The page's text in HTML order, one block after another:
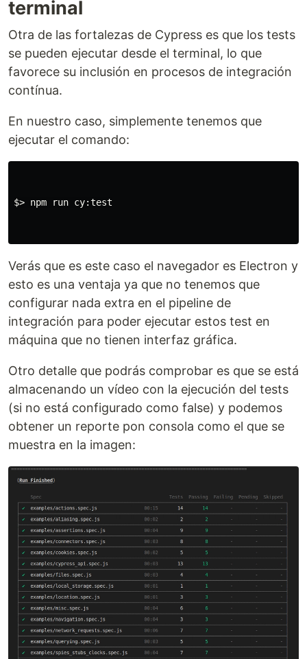
terminal
Otra de las fortalezas de Cypress es que los tests
se pueden ejecutar desde el terminal, lo que
favorece su inclusión en procesos de integración
contínua.
En nuestro caso, simplemente tenemos que
ejecutar el comando:
$> npm run cy:test
Verás que es este caso el navegador es Electron y
esto es una ventaja ya que no tenemos que
configurar nada extra en el pipeline de
integración para poder ejecutar estos test en
máquina que no tienen interfaz gráfica.
Otro detalle que podrás comprobar es que se está
almacenando un vídeo con la ejecución del tests
(si no está configurado como false) y podemos
obtener un reporte pon consola como el que se
muestra en la imagen: